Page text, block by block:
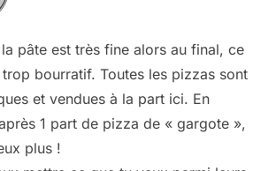
pâte est très fine alors au final, ce
trop bourratif. Toutes les pizzas sont
et vendues à la part ici. En
1 part de pizza de « gargote »,
plus !